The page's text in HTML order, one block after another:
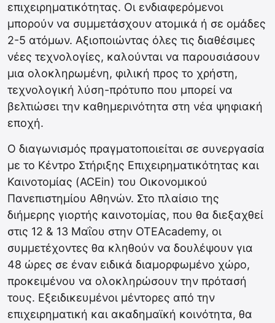
επιχειρηματικότητας. Οι ενδιαφερόμενοι
μπορούν να συμμετάσχουν ατομικά ή σε ομάδες
2-5 ατόμων. Αξιοποιώντας όλες τις διαθέσιμες
νέες τεχνολογίες, καλούνται να παρουσιάσουν
μια ολοκληρωμένη, φιλική προς το χρήστη,
τεχνολογική λύση-πρότυπο που μπορεί να
βελτιώσει την καθημερινότητα στη νέα ψηφιακή
εποχή.
Ο διαγωνισμός πραγματοποιείται σε συνεργασία
με το Κέντρο Στήριξης Επιχειρηματικότητας και
Καινοτομίας (ACEin) του Οικονομικού
Πανεπιστημίου Αθηνών. Στο πλαίσιο της
διήμερης γιορτής καινοτομίας, που θα διεξαχθεί
στις 12 & 13 Μαΐου στην ΟΤΕΑcademy, οι
συμμετέχοντες θα κληθούν να δουλέψουν για
48 ώρες σε έναν ειδικά διαμορφωμένο χώρο,
προκειμένου να ολοκληρώσουν την πρότασή
τους. Εξειδικευμένοι μέντορες από την
επιχειρηματική και ακαδημαϊκή κοινότητα, θα